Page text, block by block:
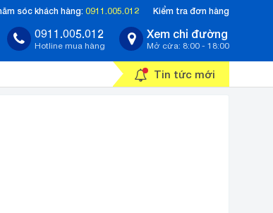
sóc khách hàng: 0911.005.012 Kiểm tra đơn hàng
0911.005.012
Hotline mua hàng
Xem chỉ đường
Mở cửa: 8:00 - 18:00
Tin tức mới